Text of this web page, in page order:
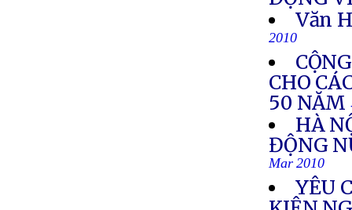
Văn
2010
CHO
50 NĂM
HÀ
ĐỘNG
Mar 2010
YÊU